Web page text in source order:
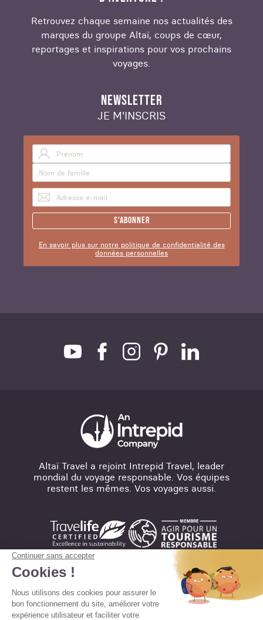
Retrouvez chaque semaine nos actualités des
marques du groupe Altaï, coups de cœur,
reportages et inspirations pour vos prochains
voyages.
NEWSLETTER
JE M'INSCRIS
S'abonner
En savoir plus sur notre politique de confidentialité des
données personnelles
Altaï Travel a rejoint Intrepid Travel, leader
mondial du voyage responsable. Vos équipes
restent les mêmes. Vos voyages aussi.